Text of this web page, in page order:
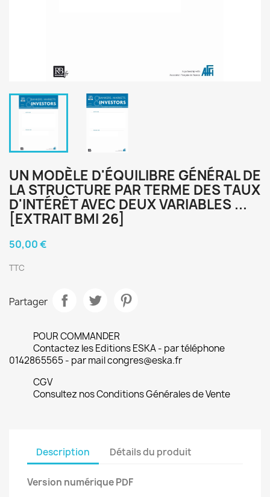
UN MODÈLE D'ÉQUILIBRE GÉNÉRAL DE
LA STRUCTURE PAR TERME DES TAUX
D'INTÉRÊT AVEC DEUX VARIABLES ...
[EXTRAIT BMI 26]
50,00 €
TTC
Partager
POUR COMMANDER
Contactez les Editions ESKA - par téléphone
0142865565 - par mail congres@eska.fr
CGV
Consultez nos Conditions Générales de Vente
Description Détails du produit
Version numérique PDF